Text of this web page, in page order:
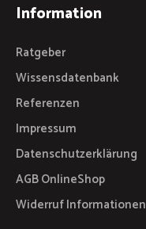
Information
Ratgeber
Wissensdatenbank
Referenzen
Impressum
Datenschutzerklärung
AGB OnlineShop
Widerruf Informationen